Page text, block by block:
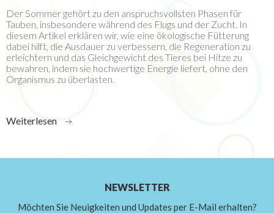
Der Sommer gehört zu den anspruchsvollsten Phasen für
Tauben, insbesondere während des Flugs und der Zucht. In
diesem Artikel erklären wir, wie eine ökologische Fütterung
dabei hilft, die Ausdauer zu verbessern, die Regeneration zu
erleichtern und das Gleichgewicht des Tieres bei Hitze zu
bewahren, indem sie hochwertige Energie liefert, ohne den
Organismus zu überlasten.
Weiterlesen
NEWSLETTER
Möchten Sie Neuigkeiten und Updates per E-Mail erhalten?